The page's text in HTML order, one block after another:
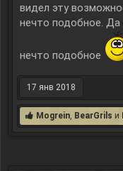
видел эту
нечто подобное.
нечто подобное
17 янв 2018
Mogrein, BearGrils и